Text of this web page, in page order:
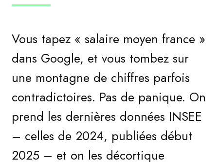
Vous tapez « salaire moyen france »
dans Google, et vous tombez sur
une montagne de chiffres parfois
contradictoires. Pas de panique. On
prend les dernières données INSEE
– celles de 2024, publiées début
2025 – et on les décortique